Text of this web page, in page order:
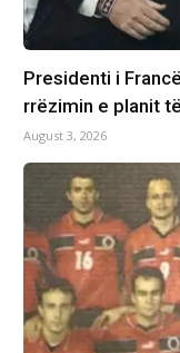
Presidenti i
rrëzimin e planit
August 3, 2026